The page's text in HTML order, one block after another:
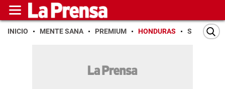
INICIO MENTE SANA PREMIUM HONDURAS SAN PEDRO